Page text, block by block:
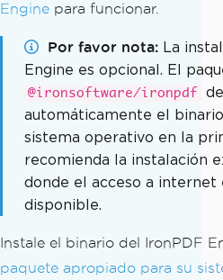
Engine para funcionar.
Por favor nota
La
Engine es opcional. El
@ironsoftware/ironpdf
automáticamente el
sistema operativo en la
recomienda la instalación
donde el acceso a internet
disponible.
Instale el binario del IronPDF
paquete apropiado para su